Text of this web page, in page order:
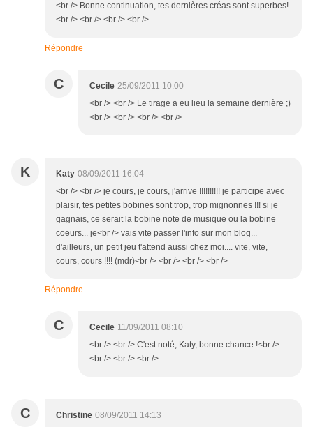
<br /> Bonne continuation, tes dernières créas sont superbes!
<br /> <br /> <br /> <br />
Répondre
C Cecile 25/09/2011 10:00
<br /> <br /> Le tirage a eu lieu la semaine dernière ;)
<br /> <br /> <br /> <br />
K Katy 08/09/2011 16:04
<br /> <br /> je cours, je cours, j'arrive !!!!!!!!!! je participe avec
plaisir, tes petites bobines sont trop, trop mignonnes !!! si je
gagnais, ce serait la bobine note de musique ou la bobine
coeurs... je<br /> vais vite passer l'info sur mon blog...
d'ailleurs, un petit jeu t'attend aussi chez moi.... vite, vite,
cours, cours !!!! (mdr)<br /> <br /> <br /> <br />
Répondre
C Cecile 11/09/2011 08:10
<br /> <br /> C'est noté, Katy, bonne chance !<br />
<br /> <br /> <br />
C Christine 08/09/2011 14:13